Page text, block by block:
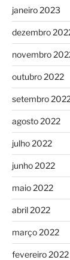
janeiro 2023
dezembro
novembro
outubro 2022
setembro
agosto 2022
julho 2022
junho 2022
maio 2022
abril 2022
março 2022
fevereiro 2022